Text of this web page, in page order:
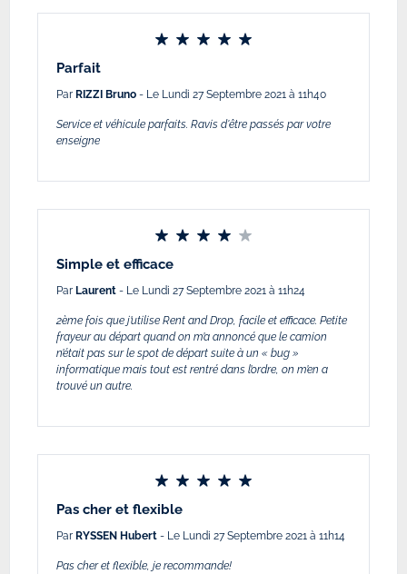
Parfait
Par RIZZI Bruno - Le Lundi 27 Septembre 2021 à 11h40
Service et véhicule parfaits. Ravis d'être passés par votre
enseigne
Simple et efficace
Par Laurent - Le Lundi 27 Septembre 2021 à 11h24
2ème fois que j’utilise Rent and Drop, facile et efficace. Petite
frayeur au départ quand on m’a annoncé que le camion
n’était pas sur le spot de départ suite à un « bug »
informatique mais tout est rentré dans l’ordre, on m’en a
trouvé un autre.
Pas cher et flexible
Par RYSSEN Hubert - Le Lundi 27 Septembre 2021 à 11h14
Pas cher et flexible, je recommande!